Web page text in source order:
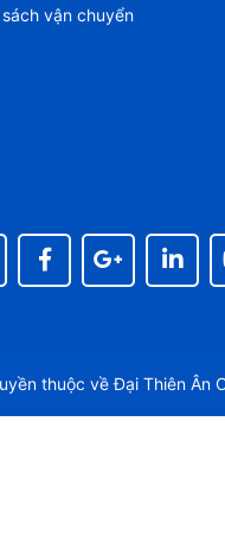
vận chuyển
thuộc vềĐại Thiên Ân